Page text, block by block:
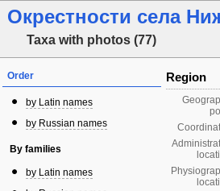
Окрестности села
Taxa with photos (77)
Order
by Latin names
by Russian names
By families
by Latin names
Region